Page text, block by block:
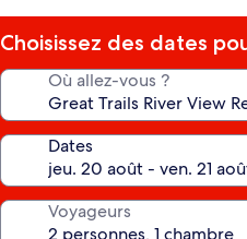
Choisissez des dates
Où allez-vous ?
Dates
Voyageurs